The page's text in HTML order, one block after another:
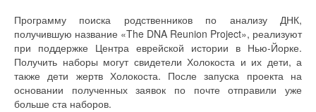
Программу поиска родственников по анализу ДНК,
получившую название «The DNA Reunion Project», реализуют
при поддержке Центра еврейской истории в Нью-Йорке.
Получить наборы могут свидетели Холокоста и их дети, а
также дети жертв Холокоста. После запуска проекта на
основании полученных заявок по почте отправили уже
больше ста наборов.